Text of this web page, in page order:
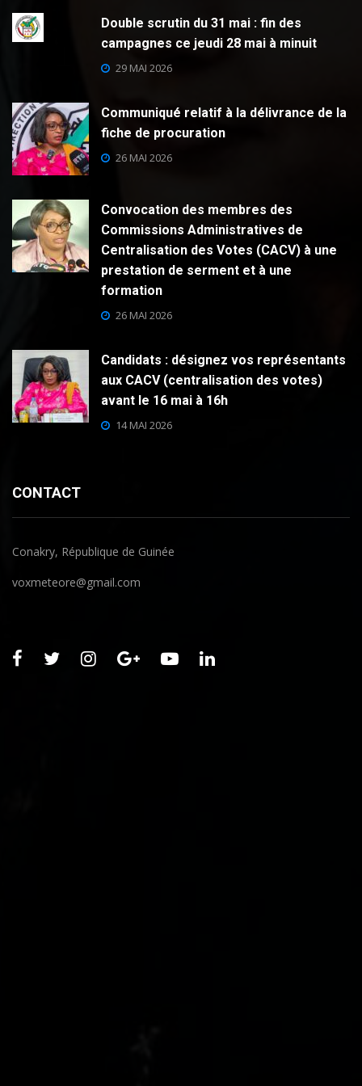
Double scrutin du 31 mai : fin des
campagnes ce jeudi 28 mai à minuit
29 MAI 2026
Communiqué relatif à la délivrance de la
fiche de procuration
26 MAI 2026
Convocation des membres des
Commissions Administratives de
Centralisation des Votes (CACV) à une
prestation de serment et à une
formation
26 MAI 2026
Candidats : désignez vos représentants
aux CACV (centralisation des votes)
avant le 16 mai à 16h
14 MAI 2026
CONTACT
Conakry, République de Guinée
voxmeteore@gmail.com